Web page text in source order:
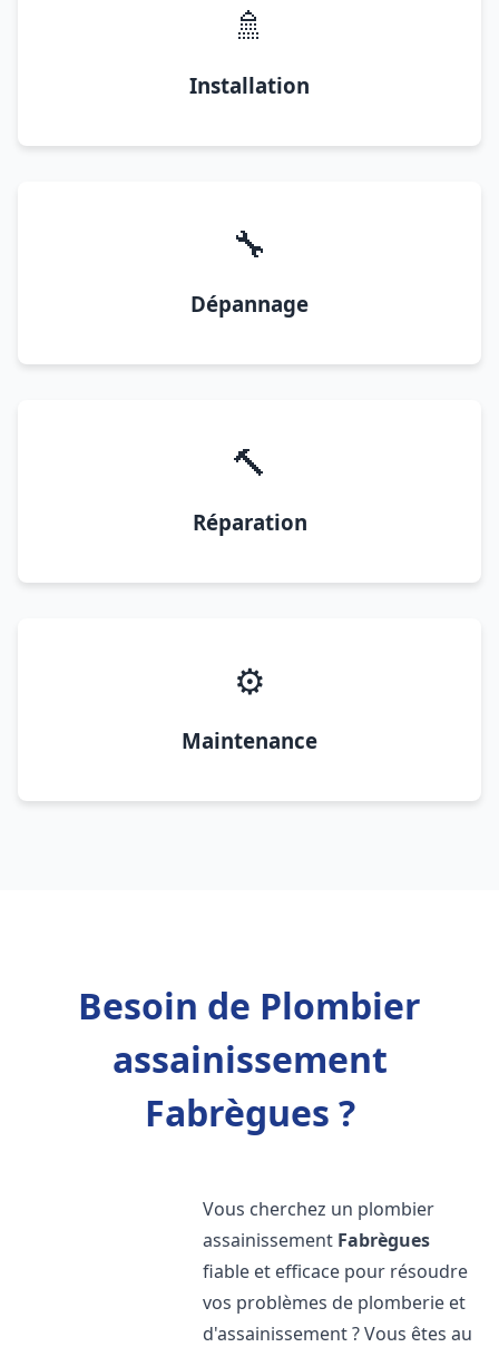
🚿
Installation
🔧
Dépannage
🔨
Réparation
⚙️
Maintenance
Besoin de Plombier
assainissement
Fabrègues ?
Vous cherchez un plombier
assainissement Fabrègues
fiable et efficace pour résoudre
vos problèmes de plomberie et
d'assainissement ? Vous êtes au